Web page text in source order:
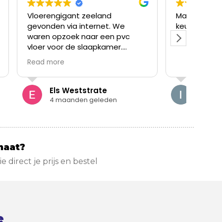
We
een pvc
op onze
voorraad om
mee te
keer
Makkelijk tevreden. En ruime
keuze aan vloeren.
Iwan Gorsele
5 maanden geleden
direct je prijs en bestel